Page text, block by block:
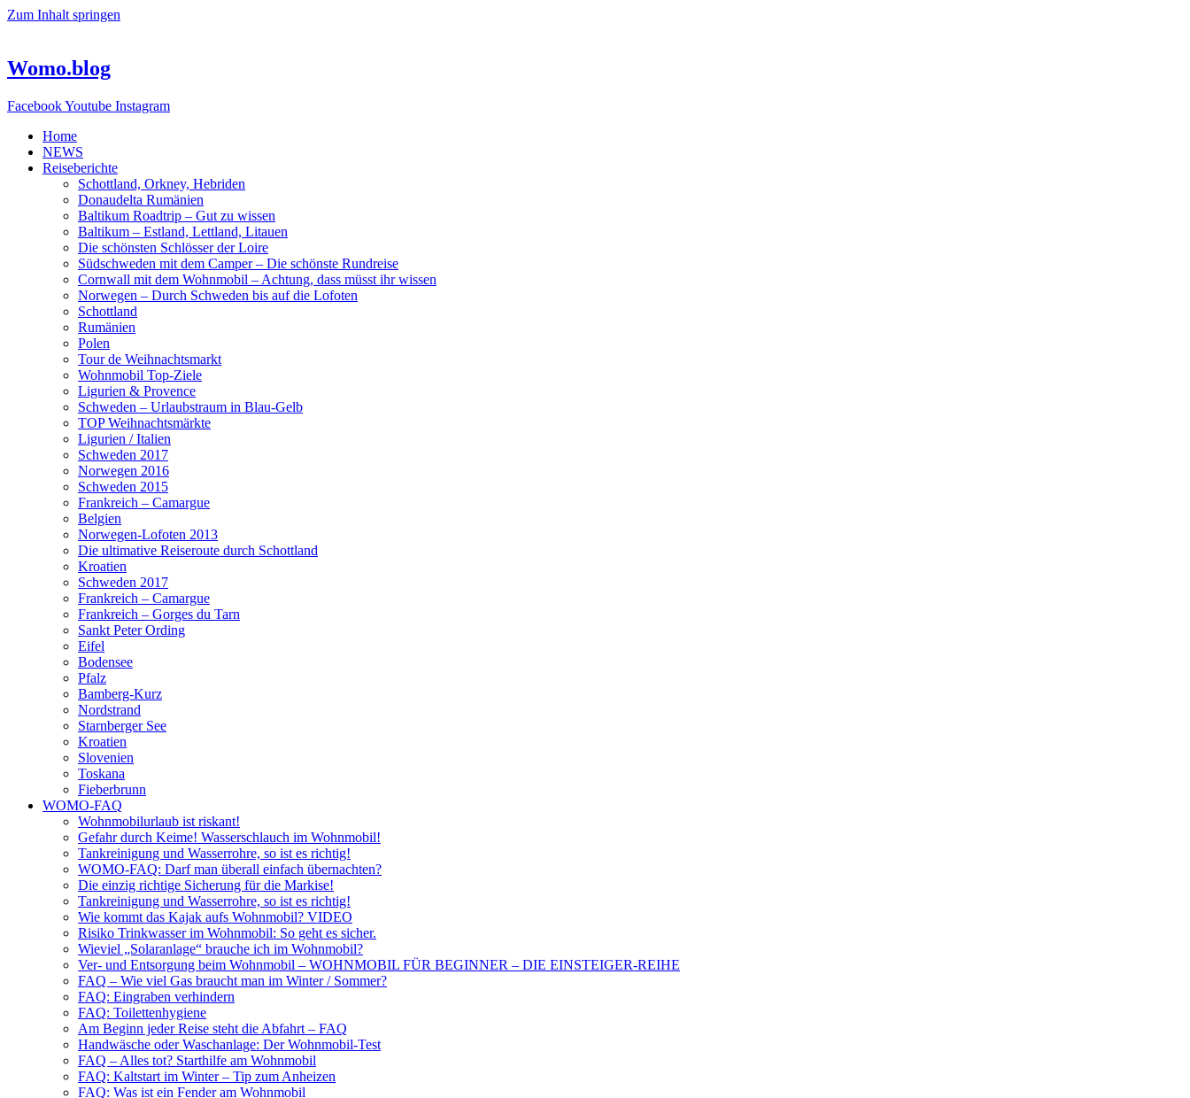
Zum Inhalt springen
Womo.blog
FacebookYoutube Instagram
Home
NEWS
Reiseberichte
Schottland, Orkney, Hebriden
Donaudelta Rumänien
Baltikum Roadtrip – Gut zu wissen
Baltikum – Estland, Lettland, Litauen
Die schönsten Schlösser der Loire
Südschweden mit dem Camper – Die schönste Rundreise
Cornwall mit dem Wohnmobil – Achtung, dass müsst ihr wissen
Norwegen – Durch Schweden bis auf die Lofoten
Schottland
Rumänien
Polen
Tour de Weihnachtsmarkt
Wohnmobil Top-Ziele
Ligurien & Provence
Schweden – Urlaubstraum in Blau-Gelb
TOP Weihnachtsmärkte
Ligurien / Italien
Schweden 2017
Norwegen 2016
Schweden 2015
Frankreich – Camargue
Belgien
Norwegen-Lofoten 2013
Die ultimative Reiseroute durch Schottland
Kroatien
Schweden 2017
Frankreich – Camargue
Frankreich – Gorges du Tarn
Sankt Peter Ording
Eifel
Bodensee
Pfalz
Bamberg-Kurz
Nordstrand
Starnberger See
Kroatien
Slovenien
Toskana
Fieberbrunn
WOMO-FAQ
Wohnmobilurlaub ist riskant!
Gefahr durch Keime! Wasserschlauch im Wohnmobil!
Tankreinigung und Wasserrohre, so ist es richtig!
WOMO-FAQ: Darf man überall einfach übernachten?
Die einzig richtige Sicherung für die Markise!
Tankreinigung und Wasserrohre, so ist es richtig!
Wie kommt das Kajak aufs Wohnmobil? VIDEO
Risiko Trinkwasser im Wohnmobil: So geht es sicher.
Wieviel „Solaranlage“ brauche ich im Wohnmobil?
Ver- und Entsorgung beim Wohnmobil – WOHNMOBIL FÜR BEGINNER – DIE EINSTEIGER-REIHE
FAQ – Wie viel Gas braucht man im Winter / Sommer?
FAQ: Eingraben verhindern
FAQ: Toilettenhygiene
Am Beginn jeder Reise steht die Abfahrt – FAQ
Handwäsche oder Waschanlage: Der Wohnmobil-Test
FAQ – Alles tot? Starthilfe am Wohnmobil
FAQ: Kaltstart im Winter – Tip zum Anheizen
FAQ: Was ist ein Fender am Wohnmobil